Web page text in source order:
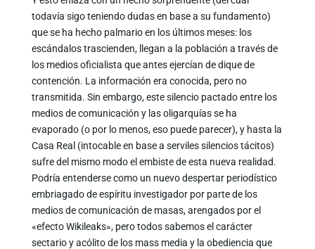
todavía sigo teniendo dudas en base a su fundamento)
que se ha hecho palmario en los últimos meses: los
escándalos trascienden, llegan a la población a través de
los medios oficialista que antes ejercían de dique de
contención. La información era conocida, pero no
transmitida. Sin embargo, este silencio pactado entre los
medios de comunicación y las oligarquías se ha
evaporado (o por lo menos, eso puede parecer), y hasta la
Casa Real (intocable en base a serviles silencios tácitos)
sufre del mismo modo el embiste de esta nueva realidad.
Podría entenderse como un nuevo despertar periodístico
embriagado de espíritu investigador por parte de los
medios de comunicación de masas, arengados por el
«efecto Wikileaks», pero todos sabemos el carácter
sectario y acólito de los mass media y la obediencia que